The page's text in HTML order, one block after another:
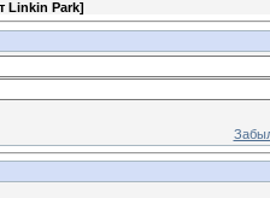
Linkin Park]